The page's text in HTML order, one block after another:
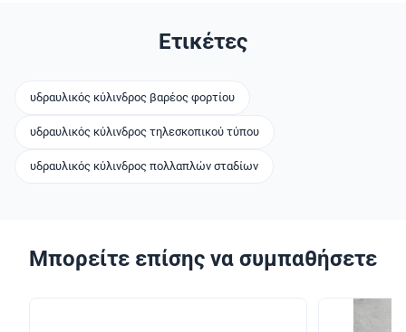
Ετικέτες
υδραυλικός κύλινδρος βαρέος φορτίου
υδραυλικός κύλινδρος τηλεσκοπικού τύπου
υδραυλικός κύλινδρος πολλαπλών σταδίων
Μπορείτε επίσης να συμπαθήσετε